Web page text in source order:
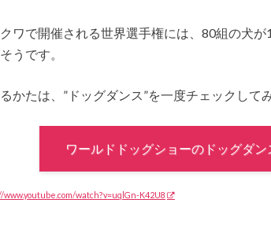
ワで開催される世界選手権には、80組の犬
うです。
かたは、”ドッグダンス”を一度チェックして
ワールドドッグショーのドッグダン
www.youtube.com/watch?v=uqlGn-K42U8